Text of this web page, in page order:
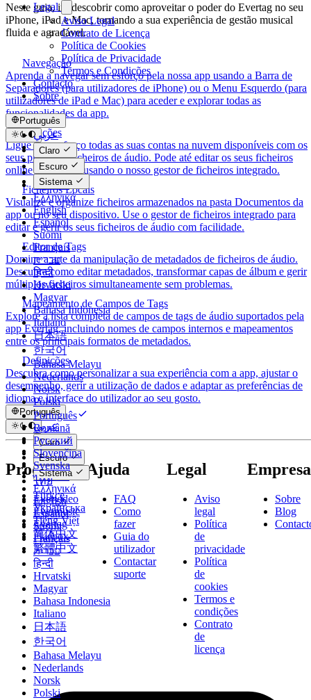
Legal
Aviso Legal
Contrato de Licença
Política de Cookies
Política de Privacidade
Termos e Condições
Contacto
Sobre
Português
عربي
Català
Čeština
Dansk
Deutsch
Ελληνικά
English
Español
Suomi
Français
עברית
हिन्दी
Hrvatski
Magyar
Bahasa Indonesia
Italiano
日本語
한국어
Bahasa Melayu
Nederlands
Norsk
Polski
Português
Română
Русский
Slovenčina
Svenska
ไทย
Türkçe
Українська
Tiếng Việt
简体中文
繁體中文
Claro
Escuro
Sistema
Neste guia, irá descobrir como aproveitar o poder do Evertag no seu
iPhone, iPad e Mac, tornando a sua experiência de gestão musical
fluida e agradável.
Navegação
Aprenda a navegar sem esforço pela nossa app usando a Barra de
Separadores (para utilizadores de iPhone) ou o Menu Esquerdo (para
utilizadores de iPad e Mac) para aceder e explorar todas as
funcionalidades da app.
Ligações
Ligue sem esforço todas as suas contas na nuvem disponíveis com os
seus preciosos ficheiros de áudio. Pode até editar os seus ficheiros
online facilmente usando o nosso gestor de ficheiros integrado.
Ficheiros Locais
Visualize e organize ficheiros armazenados na pasta Documentos da
app ou no seu dispositivo. Use o gestor de ficheiros integrado para
editar e gerir os seus ficheiros de áudio com facilidade.
Editor de Tags
Domine a arte da manipulação de metadados de ficheiros de áudio.
Descubra como editar metadados, transformar capas de álbum e gerir
múltiplos ficheiros simultaneamente sem problemas.
Mapeamento de Campos de Tags
Explore a lista completa de campos de tags de áudio suportados pela
app Evertag, incluindo nomes de campos internos e mapeamentos
entre os principais formatos de metadados.
Definições
Descubra como personalizar a sua experiência com a app, ajustar o
desempenho, gerir a utilização de dados e adaptar as preferências de
idioma e interface do utilizador ao seu gosto.
Português
عربي
Català
Čeština
Dansk
Deutsch
Ελληνικά
English
Español
Suomi
Français
עברית
हिन्दी
Hrvatski
Magyar
Bahasa Indonesia
Italiano
日本語
한국어
Bahasa Melayu
Nederlands
Norsk
Polski
Claro
Escuro
Sistema
Produtos
Evervideo
Evermusic
Evertag
Flacbox
Ajuda
FAQ
Como
fazer
Guia do
utilizador
Contactar
suporte
Legal
Aviso
legal
Política
de
privacidade
Política
de
cookies
Termos e
condições
Contrato
de
licença
Empresa
Sobre
Blog